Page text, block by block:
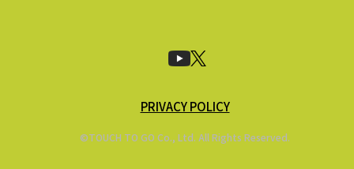
PRIVACY POLICY
©TOUCH TO GO Co., Ltd. All Rights Reserved.